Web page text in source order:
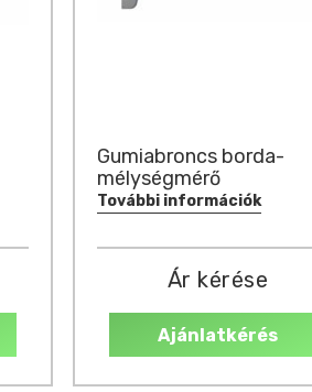
Gumiabroncs borda-
mélységmérő
További információk
Ár kérése
Ajánlatkérés